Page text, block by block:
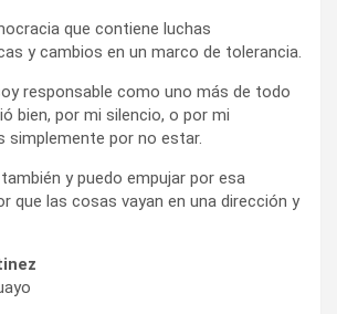
que contiene luchas
y cambios en un marco de tolerancia.
responsable como uno más de todo
bien, por mi silencio, o por mi
simplemente por no estar.
y puedo empujar por esa
que las cosas vayan en una dirección y